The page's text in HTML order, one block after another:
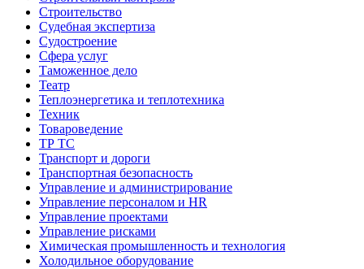
Строительство
Судебная экспертиза
Судостроение
Сфера услуг
Таможенное дело
Театр
Теплоэнергетика и теплотехника
Техник
Товароведение
ТР ТС
Транспорт и дороги
Транспортная безопасность
Управление и администрирование
Управление персоналом и HR
Управление проектами
Управление рисками
Химическая промышленность и технология
Холодильное оборудование